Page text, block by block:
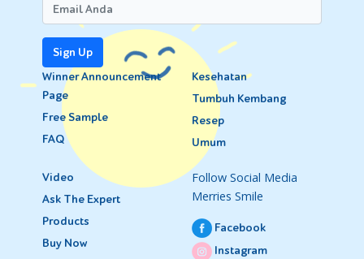
Sign Up
Winner Announcement
Page
Free Sample
FAQ
Kesehatan
Tumbuh Kembang
Resep
Umum
Video
Ask The Expert
Products
Buy Now
Follow Social Media
Merries Smile
Facebook
Instagram